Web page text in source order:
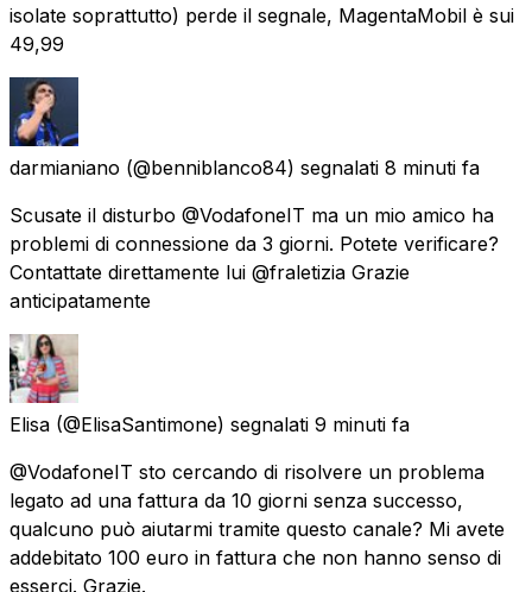
isolate soprattutto) perde il segnale, MagentaMobil è sui
49,99
darmianiano (@benniblanco84) segnalati 8 minuti fa
Scusate il disturbo @VodafoneIT ma un mio amico ha
problemi di connessione da 3 giorni. Potete verificare?
Contattate direttamente lui @fraletizia Grazie
anticipatamente
Elisa (@ElisaSantimone) segnalati 9 minuti fa
@VodafoneIT sto cercando di risolvere un problema
legato ad una fattura da 10 giorni senza successo,
qualcuno può aiutarmi tramite questo canale? Mi avete
addebitato 100 euro in fattura che non hanno senso di
esserci. Grazie.